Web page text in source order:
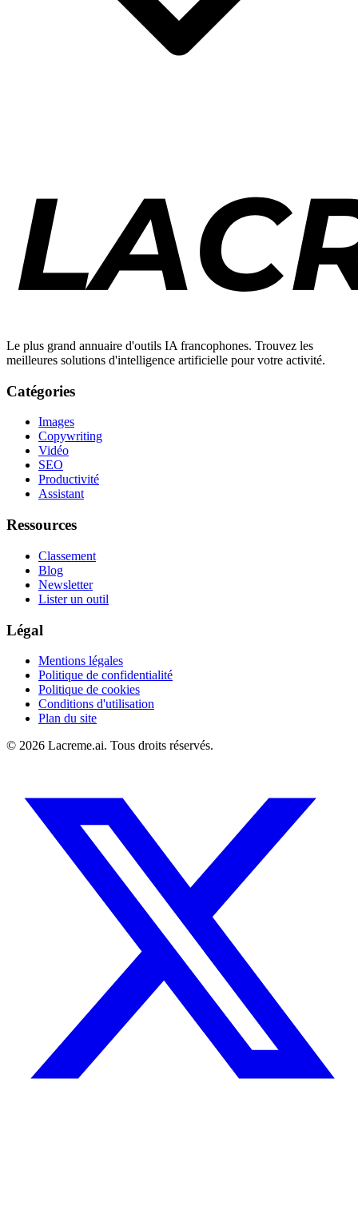
Le plus grand annuaire d'outils IA francophones. Trouvez les
meilleures solutions d'intelligence artificielle pour votre activité.
Catégories
Images
Copywriting
Vidéo
SEO
Productivité
Assistant
Ressources
Classement
Blog
Newsletter
Lister un outil
Légal
Mentions légales
Politique de confidentialité
Politique de cookies
Conditions d'utilisation
Plan du site
© 2026 Lacreme.ai. Tous droits réservés.